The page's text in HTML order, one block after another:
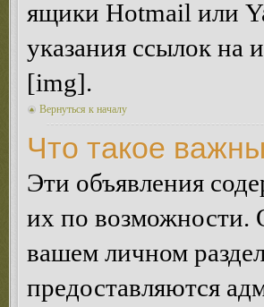
ящики Hotmail или
указания ссылок на
[img].
Вернуться к началу
Что такое
Эти объявления
их по возможности.
вашем личном
предоставляются